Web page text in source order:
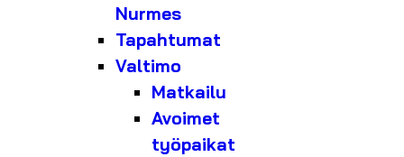
Nurmes
Tapahtumat
Valtimo
Matkailu
Avoimet
työpaikat